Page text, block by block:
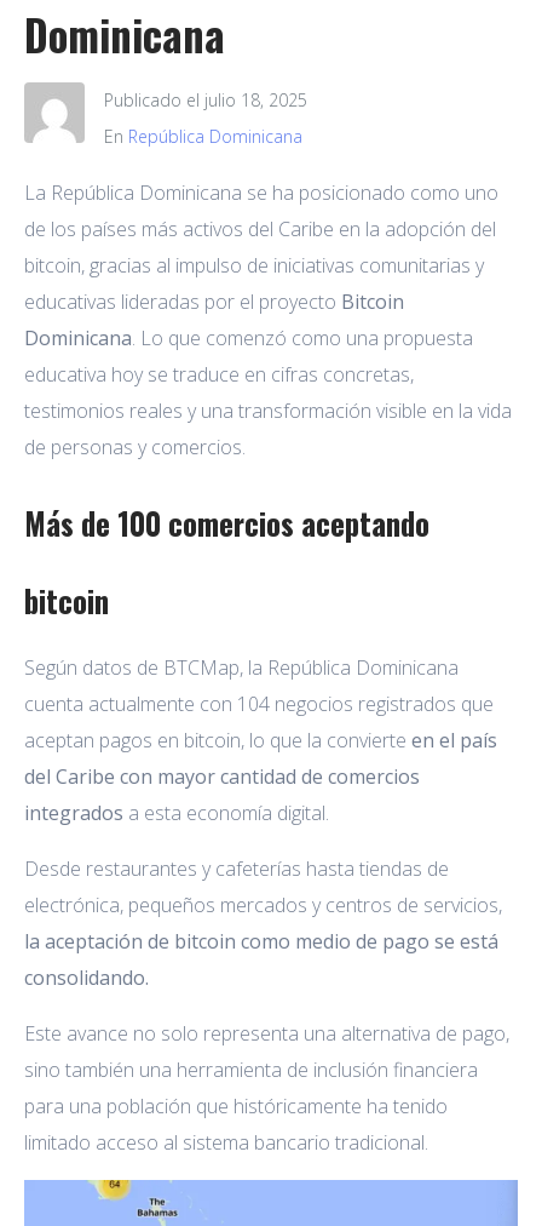
Publicado el julio 18, 2025
En República Dominicana
Dominicana
La República Dominicana se ha posicionado como uno
de los países más activos del Caribe en la adopción del
bitcoin, gracias al impulso de iniciativas comunitarias y
educativas lideradas por el proyecto Bitcoin
Dominicana. Lo que comenzó como una propuesta
educativa hoy se traduce en cifras concretas,
testimonios reales y una transformación visible en la vida
de personas y comercios.
Más de 100 comercios aceptando
bitcoin
Según datos de BTCMap, la República Dominicana
cuenta actualmente con 104 negocios registrados que
aceptan pagos en bitcoin, lo que la convierte en el país
del Caribe con mayor cantidad de comercios
integrados a esta economía digital.
Desde restaurantes y cafeterías hasta tiendas de
electrónica, pequeños mercados y centros de servicios,
la aceptación de bitcoin como medio de pago se está
consolidando.
Este avance no solo representa una alternativa de pago,
sino también una herramienta de inclusión financiera
para una población que históricamente ha tenido
limitado acceso al sistema bancario tradicional.